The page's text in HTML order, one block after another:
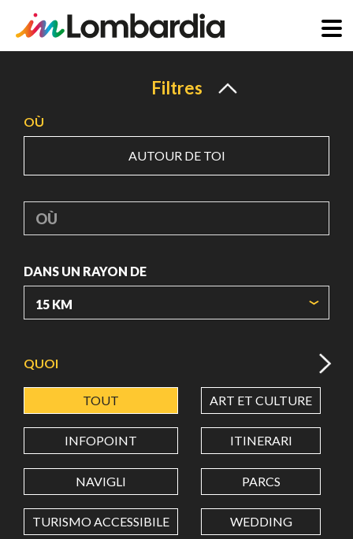
principal
Filtres
OÙ
AUTOUR DE TOI
OÙ
DANS UN RAYON DE
LATITUDE
LONGITUDE
Value in decimal degrees. Use dot (.) as decimal separator.
QUOI
TOUT ART ET CULTURE
INFOPOINT ITINERARI
NAVIGLI PARCS
TURISMO ACCESSIBILE WEDDING